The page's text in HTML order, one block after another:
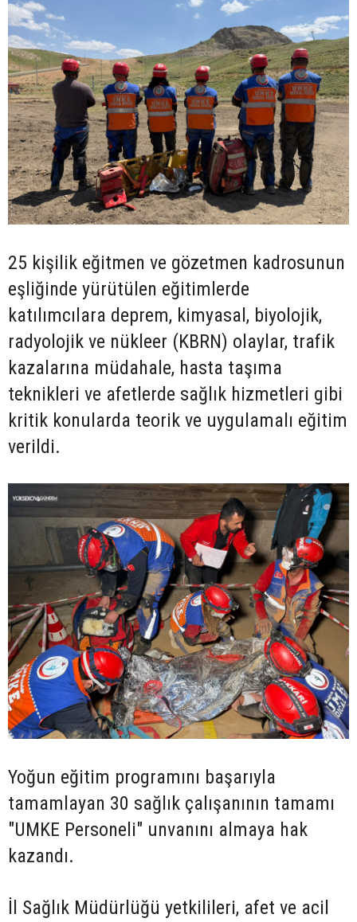
25 kişilik eğitmen ve gözetmen kadrosunun
eşliğinde yürütülen eğitimlerde
katılımcılara deprem, kimyasal, biyolojik,
radyolojik ve nükleer (KBRN) olaylar, trafik
kazalarına müdahale, hasta taşıma
teknikleri ve afetlerde sağlık hizmetleri gibi
kritik konularda teorik ve uygulamalı eğitim
verildi.
Yoğun eğitim programını başarıyla
tamamlayan 30 sağlık çalışanının tamamı
"UMKE Personeli" unvanını almaya hak
kazandı.
İl Sağlık Müdürlüğü yetkilileri, afet ve acil